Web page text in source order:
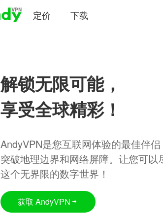
定价 下载
解锁无限可能，
享受全球精彩！
AndyVPN是您互联网体验的最佳伴
突破地理边界和网络屏障。让您可以
这个无界限的数字世界！
获取 AndyVPN